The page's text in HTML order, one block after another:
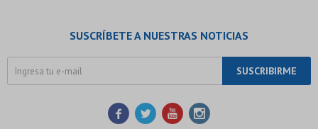
SUSCRÍBETE A NUESTRAS NOTICIAS
SUSCRIBIRME
   